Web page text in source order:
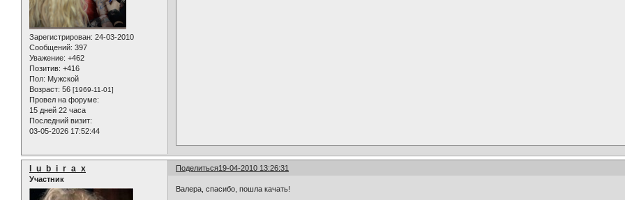
Зарегистрирован: 24-03-2010
Сообщений: 397
Уважение: +462
Позитив: +416
Пол: Мужской
Возраст: 56 [1969-11-01]
Провел на форуме:
15 дней 22 часа
Последний визит:
03-05-2026 17:52:44
Поделиться19-04-2010 13:26:31
l_u_b_i_r_a_x
Участник
Валера, спасибо, пошла качать!